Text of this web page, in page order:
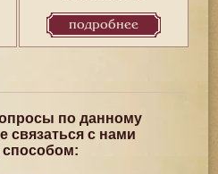
подробнее
по данному
связаться с нами